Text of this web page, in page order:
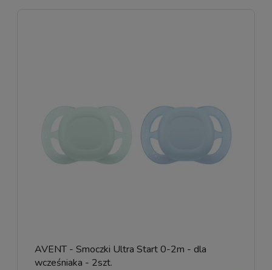
AVENT - Smoczki Ultra Start 0-2m - dla
wcześniaka - 2szt.